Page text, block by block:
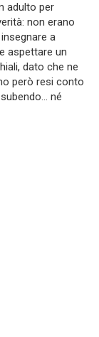
adulto per
non erano
a
aspettare un
dato che ne
però resi conto
né